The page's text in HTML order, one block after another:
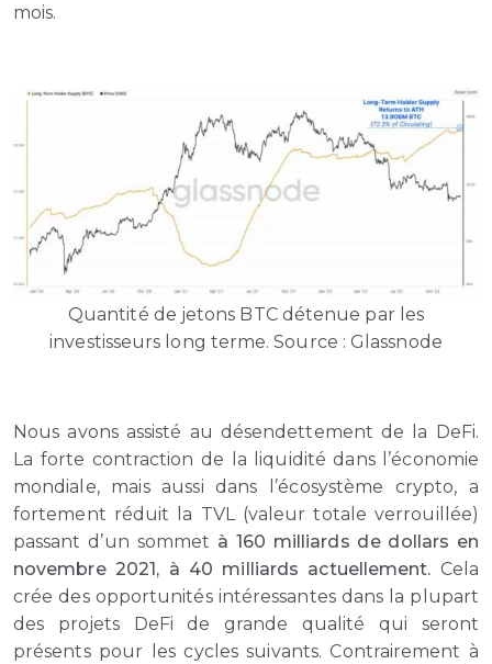
mois.
Quantité de jetons BTC détenue par les
investisseurs long terme. Source : Glassnode
Nous avons assisté au désendettement de la DeFi.
La forte contraction de la liquidité dans l’économie
mondiale, mais aussi dans l’écosystème crypto, a
fortement réduit la TVL (valeur totale verrouillée)
passant d’un sommet à 160 milliards de dollars en
novembre 2021, à 40 milliards actuellement. Cela
crée des opportunités intéressantes dans la plupart
des projets DeFi de grande qualité qui seront
présents pour les cycles suivants. Contrairement à